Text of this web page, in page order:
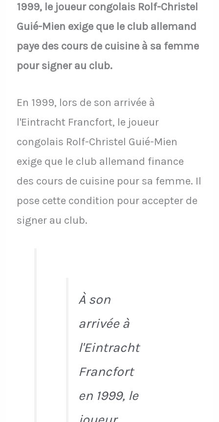
1999, le joueur congolais Rolf-Christel
Guié-Mien exige que le club allemand
paye des cours de cuisine à sa femme
pour signer au club.
En 1999, lors de son arrivée à
l'Eintracht Francfort, le joueur
congolais Rolf-Christel Guié-Mien
exige que le club allemand finance
des cours de cuisine pour sa femme. Il
pose cette condition pour accepter de
signer au club.
À son
arrivée à
l'Eintracht
Francfort
en 1999, le